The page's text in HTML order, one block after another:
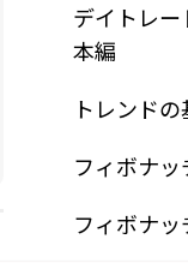
デイトレ
本編
トレンド
フィボナ
フィボナッ